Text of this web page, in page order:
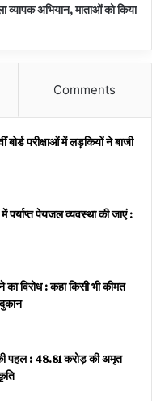
अभियान, माताओं को किया
Comments
परीक्षाओं में लड़कियों ने बाजी
पर्याप्त पेयजल व्यवस्था की जाएं :
विरोध : कहा किसी भी कीमत
पहल : 48.81 करोड़ की अमृत